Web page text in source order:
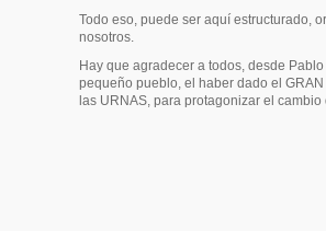
Todo eso, puede ser aquí estructurado,
nosotros.
Hay que agradecer a todos, desde
pequeño pueblo, el haber dado el
las URNAS, para protagonizar el